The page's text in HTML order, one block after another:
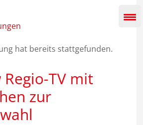
hat bereits stattgefunden.
TV mit
zur